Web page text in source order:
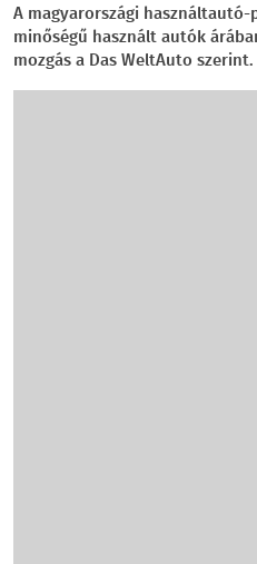
A magyarországi
minőségű használt autók
mozgás a Das WeltAuto szerint.